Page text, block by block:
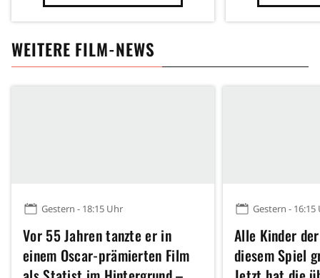
WEITERE FILM-NEWS
Gestern - 18:15 Uhr
Vor 55 Jahren tanzte er in
einem Oscar-prämierten Film
Gestern - 16:15
Alle Kinder
diesem Spiel